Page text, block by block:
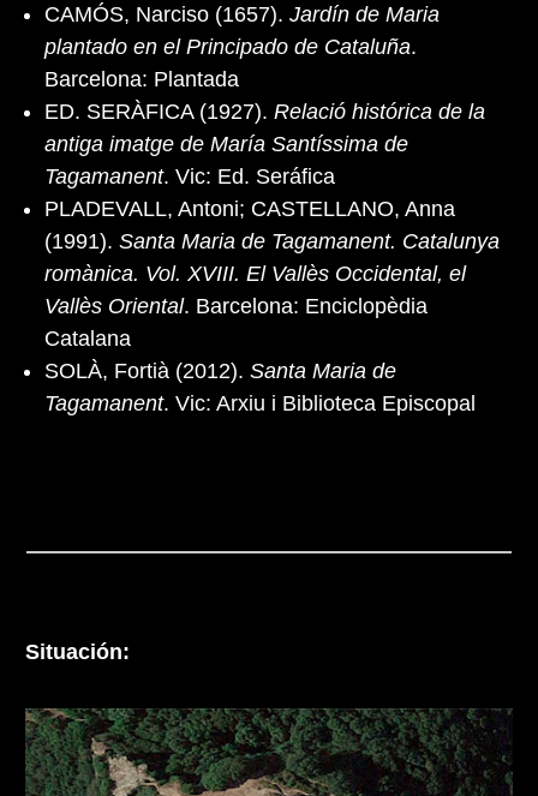
CAMÓS, Narciso (1657). Jardín de Maria
plantado en el Principado de Cataluña.
Barcelona: Plantada
ED. SERÀFICA (1927). Relació histórica de la
antiga imatge de María Santíssima de
Tagamanent. Vic: Ed. Seráfica
PLADEVALL, Antoni; CASTELLANO, Anna
(1991). Santa Maria de Tagamanent. Catalunya
romànica. Vol. XVIII. El Vallès Occidental, el
Vallès Oriental. Barcelona: Enciclopèdia
Catalana
SOLÀ, Fortià (2012). Santa Maria de
Tagamanent. Vic: Arxiu i Biblioteca Episcopal
Situación: